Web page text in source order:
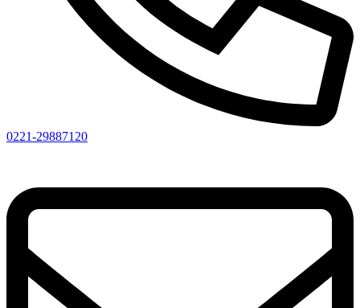
0221-29887120